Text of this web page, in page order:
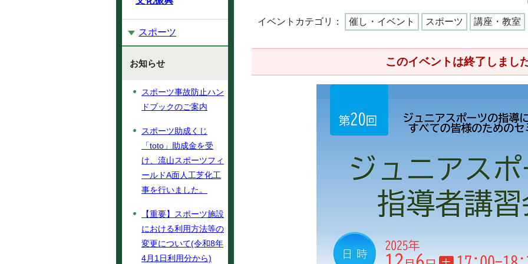
イベントカテゴリ： 催し・イベント スポーツ 講座・教室
このイベントは終了しまし
スポーツ
お知らせ
スポーツ事故防止ハン
ドブックのご案内
スポーツ助成くじ
「toto」助成金を受
け、流山スポーツフィ
ールドA面人工芝化工
事を行いました。
【重要】スポーツ施設
における利用方法等の
変更について(令和8年
4月1日利用分から)